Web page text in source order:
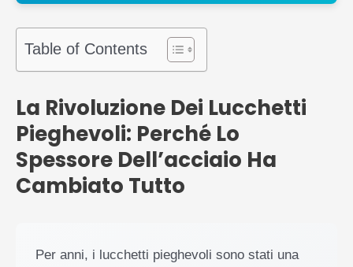
Table of Contents
La Rivoluzione Dei Lucchetti
Pieghevoli: Perché Lo
Spessore Dell’acciaio Ha
Cambiato Tutto
Per anni, i lucchetti pieghevoli sono stati una